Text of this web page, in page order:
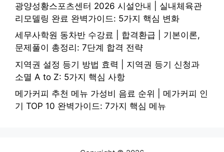
광양성황스포츠센터 2026 시설안내 | 실내체육관
리모델링 완료 완벽가이드: 5가지 핵심 변화
세무사학원 동차반 수강료 | 합격환급 | 기본이론,
문제풀이 총정리: 7단계 합격 전략
지역권 설정 등기 방법 효력 | 지역권 등기 신청과
소멸 A to Z: 5가지 핵심 사항
메가커피 추천 메뉴 가성비 음료 순위 | 메가커피 인
기 TOP 10 완벽가이드: 7가지 핵심 메뉴